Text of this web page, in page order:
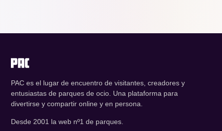
PAC es el lugar de encuentro de visitantes, creadores y
entusiastas de parques de ocio. Una plataforma para
divertirse y compartir online y en persona.
Desde 2001 la web nº1 de parques.